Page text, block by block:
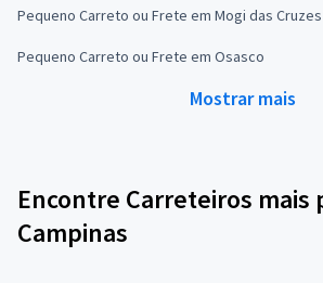
Pequeno Carreto ou Frete em Mogi das Cruzes
Pequeno Carreto ou Frete em Osasco
Mostrar mais
Encontre Carreteiros mais
Campinas